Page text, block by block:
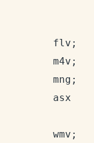
flv;
m4v;
mng;
asx
wmv;